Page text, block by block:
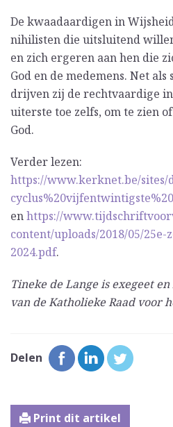
De kwaadaardigen in
nihilisten die uitsluitend
en zich ergeren aan hen die
God en de medemens. Net als
drijven zij de rechtvaardige
uiterste toe zelfs, om te zien
God.
Verder lezen:
https://www.kerknet.be/sites/
enhttps://
content/uploads/2018/05/
2024.pdf.
Tineke de Lange is exegeet
van de Katholieke Raad voor
Delen
Print dit artikel